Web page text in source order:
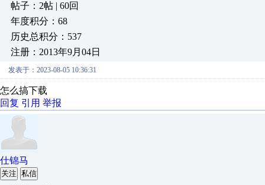
帖子：2帖 | 60回
年度积分：68
历史总积分：537
注册：2013年9月04日
发表于：2023-08-05 10:36:31
怎么搞下载
回复 引用 举报
仕锦马
关注 私信